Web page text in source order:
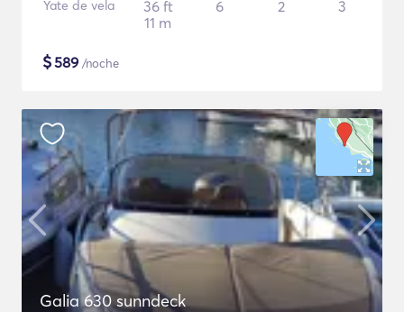
Yate de vela
36 ft
11 m
6 2 3
$589 /noche
Galia 630 sunndeck